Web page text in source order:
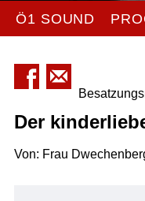
Ö1 SOUND
Der
Von: Frau